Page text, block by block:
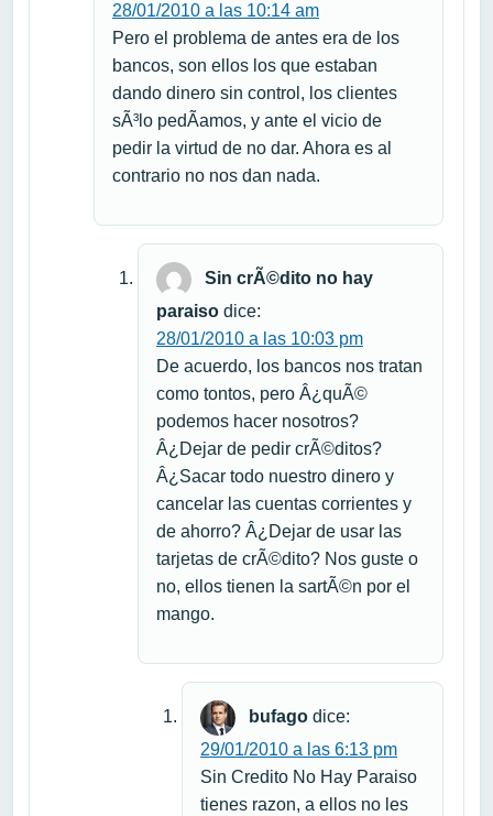
28/01/2010 a las 10:14 am
Pero el problema de antes era de los
bancos, son ellos los que estaban
dando dinero sin control, los clientes
sÃ³lo pedÃ­amos, y ante el vicio de
pedir la virtud de no dar. Ahora es al
contrario no nos dan nada.
Sin crÃ©dito no hay
paraiso dice:
28/01/2010 a las 10:03 pm
De acuerdo, los bancos nos tratan
como tontos, pero Â¿quÃ©
podemos hacer nosotros?
Â¿Dejar de pedir crÃ©ditos?
Â¿Sacar todo nuestro dinero y
cancelar las cuentas corrientes y
de ahorro? Â¿Dejar de usar las
tarjetas de crÃ©dito? Nos guste o
no, ellos tienen la sartÃ©n por el
mango.
bufago dice:
29/01/2010 a las 6:13 pm
Sin Credito No Hay Paraiso
tienes razon, a ellos no les